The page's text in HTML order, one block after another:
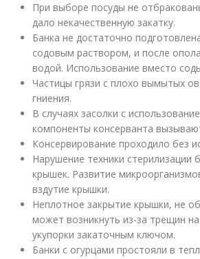
При выборе посуды не
дало некачественную закатку.
Банка не достаточно
содовым раствором, и после
водой. Использование вместо
Частицы грязи с плохо вымытых
гниения.
В случаях засолки с
компоненты консерванта
Консервирование проходило без
Нарушение техники стерилизации
крышек. Развитие
вздутие крышки.
Неплотное закрытие крышки, не
может возникнуть из-за трещин
укупорки закаточным ключом.
Банки с огурцами простояли в